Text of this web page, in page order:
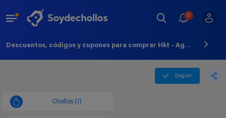
0
Descuentos, códigos y cupones para comprar Hkt - Agosto - 2026
Seguir
Chollos (1)